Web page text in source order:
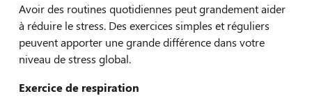
Avoir des routines quotidiennes peut grandement aider
à réduire le stress. Des exercices simples et réguliers
peuvent apporter une grande différence dans votre
niveau de stress global.
Exercice de respiration